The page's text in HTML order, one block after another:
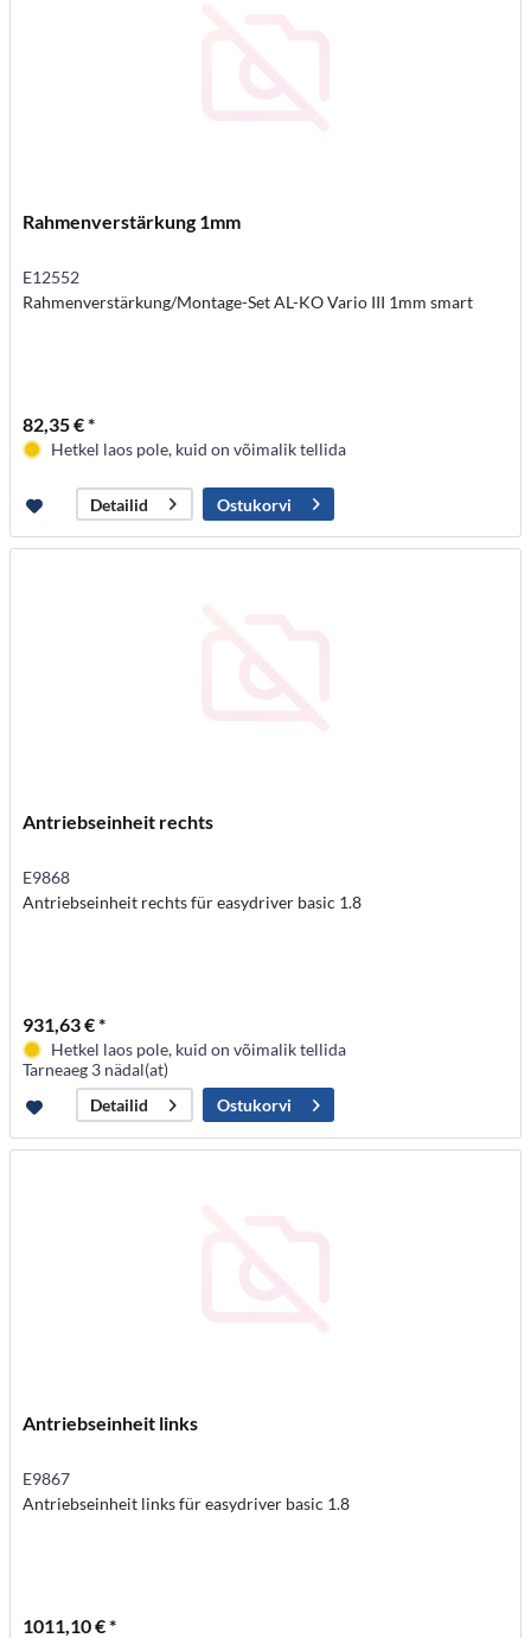
Rahmenverstärkung 1mm
E12552
Rahmenverstärkung/Montage-Set AL-KO Vario III 1mm smart
82,35 € *
Hetkel laos pole, kuid on võimalik tellida
Detailid Ostukorvi
Antriebseinheit rechts
E9868
Antriebseinheit rechts für easydriver basic 1.8
931,63 € *
Hetkel laos pole, kuid on võimalik tellida
Tarneaeg 3 nädal(at)
Detailid
Ostukorvi
Antriebseinheit links
E9867
Antriebseinheit links für easydriver basic 1.8
1011,10 € *